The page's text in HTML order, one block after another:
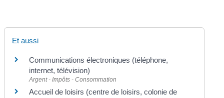
Et aussi
Communications électroniques (téléphone,
internet, télévision)
Argent - Impôts - Consommation
Accueil de loisirs (centre de loisirs, colonie de